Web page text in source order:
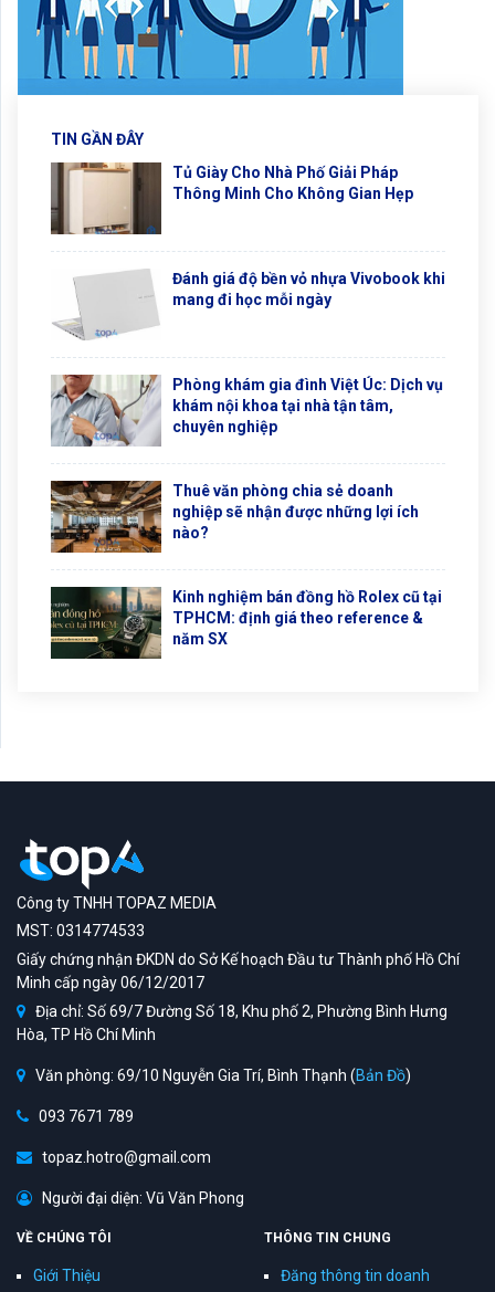
TIN GẦN ĐÂY
Tủ Giày Cho Nhà Phố Giải Pháp
Thông Minh Cho Không Gian Hẹp
Đánh giá độ bền vỏ nhựa Vivobook khi
mang đi học mỗi ngày
Phòng khám gia đình Việt Úc: Dịch vụ
khám nội khoa tại nhà tận tâm,
chuyên nghiệp
Thuê văn phòng chia sẻ doanh
nghiệp sẽ nhận được những lợi ích
nào?
Kinh nghiệm bán đồng hồ Rolex cũ tại
TPHCM: định giá theo reference &
năm SX
Công ty TNHH TOPAZ MEDIA
MST: 0314774533
Giấy chứng nhận ĐKDN do Sở Kế hoạch Đầu tư Thành phố Hồ Chí
Minh cấp ngày 06/12/2017
Địa chỉ: Số 69/7 Đường Số 18, Khu phố 2, Phường Bình Hưng
Hòa, TP Hồ Chí Minh
Văn phòng: 69/10 Nguyễn Gia Trí, Bình Thạnh (Bản Đồ)
093 7671 789
topaz.hotro@gmail.com
Người đại diện: Vũ Văn Phong
VỀ CHÚNG TÔI
Giới Thiệu
THÔNG TIN CHUNG
Đăng thông tin doanh